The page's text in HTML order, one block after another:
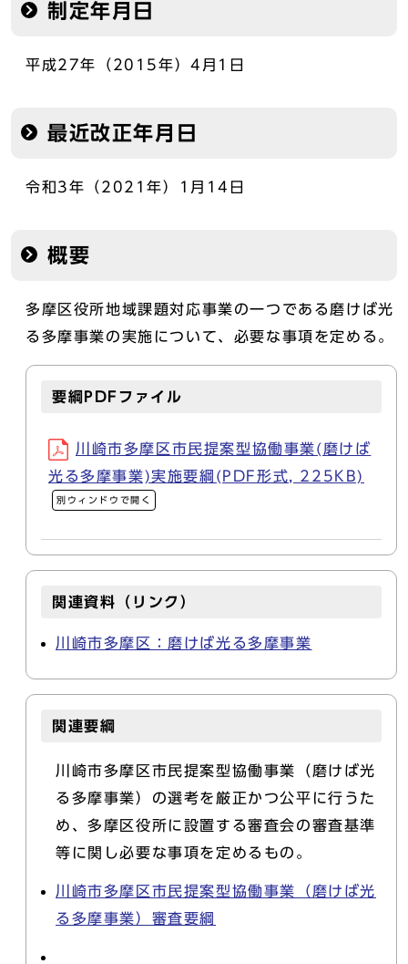
制定年月日
平成27年（2015年）4月1日
最近改正年月日
令和3年（2021年）1月14日
概要
多摩区役所地域課題対応事業の一つである磨けば光
る多摩事業の実施について、必要な事項を定める。
要綱PDFファイル
川崎市多摩区市民提案型協働事業(磨けば
光る多摩事業)実施要綱(PDF形式, 225KB)
別ウィンドウで開く
関連資料（リンク）
川崎市多摩区：磨けば光る多摩事業
関連要綱
川崎市多摩区市民提案型協働事業（磨けば光
る多摩事業）の選考を厳正かつ公平に行うた
め、多摩区役所に設置する審査会の審査基準
等に関し必要な事項を定めるもの。
川崎市多摩区市民提案型協働事業（磨けば光
る多摩事業）審査要綱